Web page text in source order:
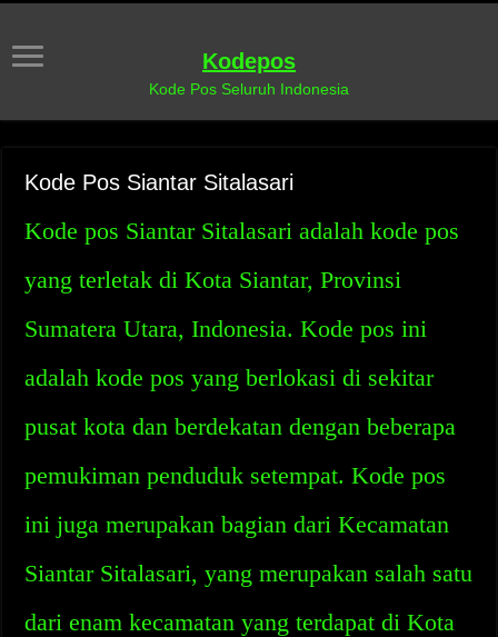
Kodepos
Kode Pos Seluruh Indonesia
Kode Pos Siantar Sitalasari
Kode pos Siantar Sitalasari adalah kode pos
yang terletak di Kota Siantar, Provinsi
Sumatera Utara, Indonesia. Kode pos ini
adalah kode pos yang berlokasi di sekitar
pusat kota dan berdekatan dengan beberapa
pemukiman penduduk setempat. Kode pos
ini juga merupakan bagian dari Kecamatan
Siantar Sitalasari, yang merupakan salah satu
dari enam kecamatan yang terdapat di Kota